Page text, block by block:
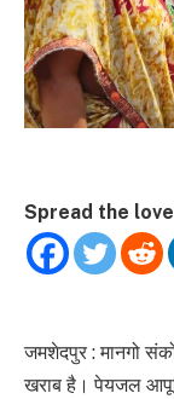
Spread the love
जमशेदपुर : मानगो
खराब है। पेयजल